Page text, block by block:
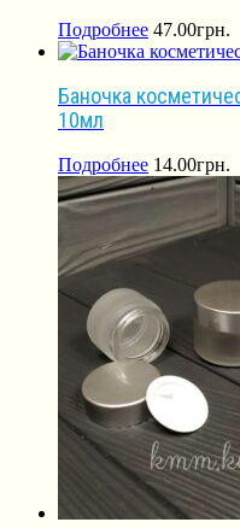
Подробнее 47.00грн.
Баночка
10мл
Подробнее 14.00грн.